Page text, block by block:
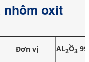
nhôm oxit
Đơn vị AL2Ồ3